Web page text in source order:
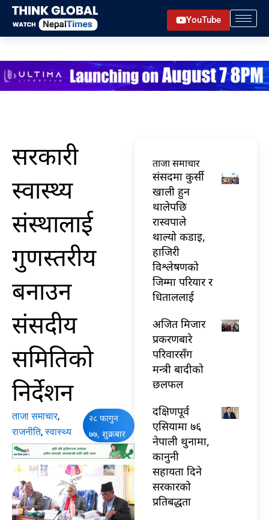
Skip
content
YouTube
सरकारी
स्वास्थ्य
संस्थालाई
गुणस्तरीय
बनाउन
संसदीय
समितिको
निर्देशन
ताजा समाचार,
राजनीति,स्वास्थ्य
२८ फागुन
७७, शुक्रबार
ताजा समाचार
संसदमा कुर्सी
खाली हुन
थालेपछि
रास्वपाले
थाल्यो कडाइ,
हाजिरी
विश्लेषणको
जिम्मा परियार र
धिताललाई
अजित मिजार
प्रकरणबारे
परिवारसँग
मन्त्री बादीको
छलफल
दक्षिणपूर्व
एसियामा ७६
नेपाली थुनामा,
कानुनी
सहायता दिने
सरकारको
प्रतिबद्धता